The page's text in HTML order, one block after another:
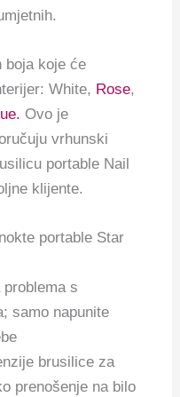
boja koje će
White, Rose,
Ovo je
vrhunski
portable Nail
klijente.
portable Star
s
samo napunite
brusilice za
prenošenje na bilo